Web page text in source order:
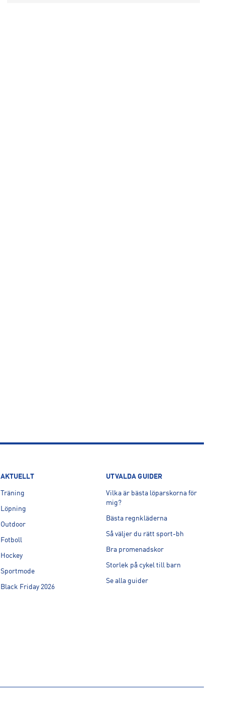
AKTUELLT
Träning
Löpning
Outdoor
Fotboll
Hockey
Sportmode
Black Friday 2026
UTVALDA GUIDER
Vilka är bästa löparskorna för
mig?
Bästa regnkläderna
Så väljer du rätt sport-bh
Bra promenadskor
Storlek på cykel till barn
Se alla guider